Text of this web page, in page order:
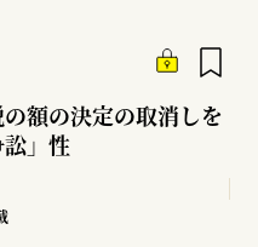
額の決定の取消しを
」性